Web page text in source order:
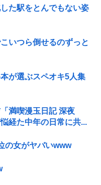
た駅をとんでもない姿
いつら倒せるのずっと
が選ぶスペオキ5人集
満喫漫玉日記 深夜
経た中年の日常に共...
の女がヤバいwww